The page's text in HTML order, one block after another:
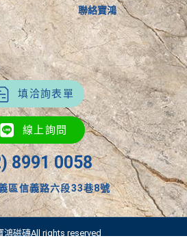
聯絡寶鴻
填洽詢表單
線上詢問
8991 0058
區信義路六段33巷8號
鴻磁磚All rights reserved